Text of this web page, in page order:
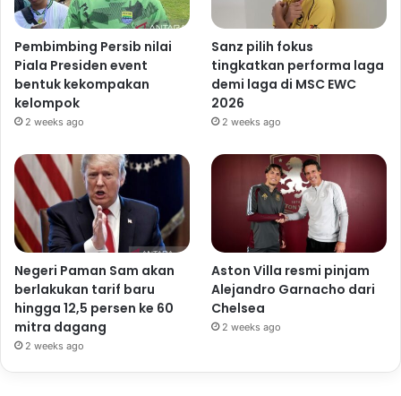
Pembimbing Persib nilai
Piala Presiden event
bentuk kekompakan
kelompok
2 weeks ago
Sanz pilih fokus
tingkatkan performa laga
demi laga di MSC EWC
2026
2 weeks ago
Negeri Paman Sam akan
berlakukan tarif baru
hingga 12,5 persen ke 60
mitra dagang
2 weeks ago
Aston Villa resmi pinjam
Alejandro Garnacho dari
Chelsea
2 weeks ago